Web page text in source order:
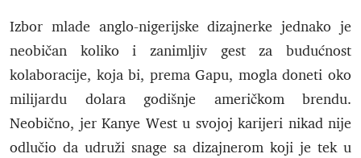
Izbor mlade anglo-nigerijske dizajnerke jednako je
neobičan koliko i zanimljiv gest za budućnost
kolaboracije, koja bi, prema Gapu, mogla doneti oko
milijardu dolara godišnje američkom brendu.
Neobično, jer Kanye West u svojoj karijeri nikad nije
odlučio da udruži snage sa dizajnerom koji je tek u